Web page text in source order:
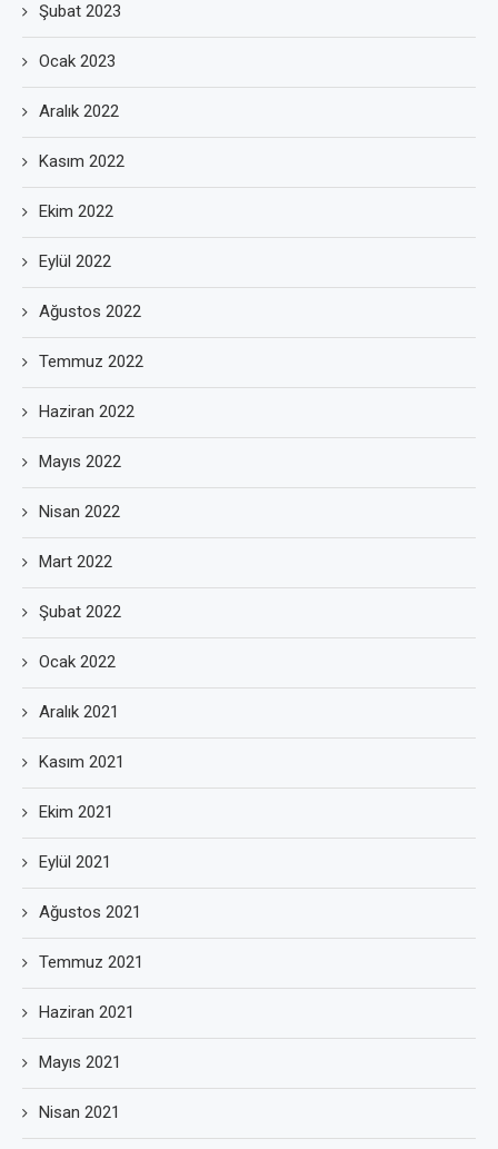
Şubat 2023
Ocak 2023
Aralık 2022
Kasım 2022
Ekim 2022
Eylül 2022
Ağustos 2022
Temmuz 2022
Haziran 2022
Mayıs 2022
Nisan 2022
Mart 2022
Şubat 2022
Ocak 2022
Aralık 2021
Kasım 2021
Ekim 2021
Eylül 2021
Ağustos 2021
Temmuz 2021
Haziran 2021
Mayıs 2021
Nisan 2021